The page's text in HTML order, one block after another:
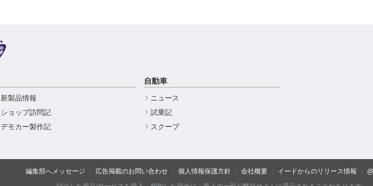
新製品情報
ショップ訪問記
デモカー製作記
自動車
ニュース
試乗記
スクープ
編集部へメッセージ 広告掲載のお問い合わせ 個人情報保護方針 会社概要 イードからのリリース情報